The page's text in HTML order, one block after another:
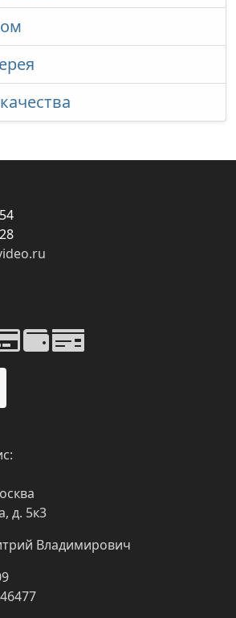
д. 5к3
Владимирович